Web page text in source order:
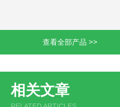
查看全部产品 >>
相关文章